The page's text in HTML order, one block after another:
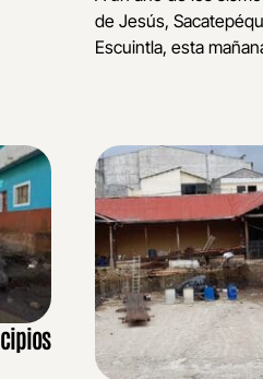
de Jesús,
Escuintla, esta